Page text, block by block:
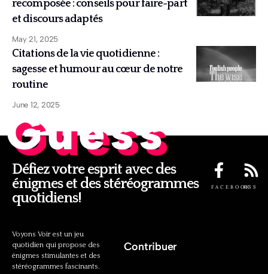
recomposée : conseils pour faire-part
et discours adaptés
May 21, 2025
Citations de la vie quotidienne :
sagesse et humour au cœur de notre
routine
June 12, 2025
Guess
Défiez votre esprit avec des
énigmes et des stéréogrammes
quotidiens!
FACEBOOKRSS
Voyons Voir est un jeu
quotidien qui propose des
énigmes stimulantes et des
stéréogrammes fascinants.
Contribuer